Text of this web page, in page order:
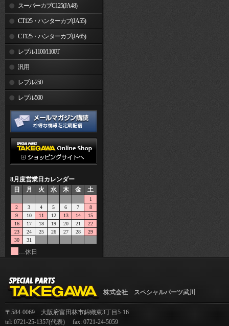
スーパーカブC125(JA48)
CT125・ハンターカブ(JA55)
CT125・ハンターカブ(JA65)
レブル1100/1100T
汎用
レブル250
レブル500
8月度営業日カレンダー
日
月 火 水 木 金 土
1
2
3 4 5 6 7
8
9
10 11 12 13 14
15
16
17 18 19 20 21
22
23
24 25 26 27 28
29
30
31
…休日
株式会社 スペシャルパーツ武川
〒584-0069 大阪府富田林市錦織東3丁目5-16
tel: 0721-25-1357(代表) fax: 0721-24-5059